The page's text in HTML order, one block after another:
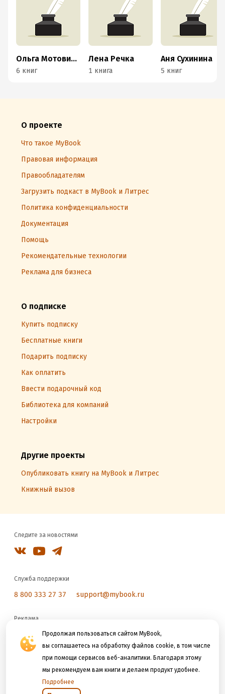
Продолжая пользоваться сайтом MyBook,
вы соглашаетесь на обработку файлов cookie, в том числе
при помощи сервисов веб-аналитики. Благодаря этому
мы рекомендуем вам книги и делаем продукт удобнее.
Подробнее
Ольга Мотовилова
6 книг
Лена Речка
1 книга
Аня Сухинина
5 книг
О проекте
Что такое MyBook
Правовая информация
Правообладателям
Загрузить подкаст в MyBook и Литрес
Политика конфиденциальности
Документация
Помощь
Рекомендательные технологии
Реклама для бизнеса
О подписке
Купить подписку
Бесплатные книги
Подарить подписку
Как оплатить
Ввести подарочный код
Библиотека для компаний
Настройки
Другие проекты
Опубликовать книгу на MyBook и Литрес
Книжный вызов
Следите за новостями
Служба поддержки
8 800 333 27 37 support@mybook.ru
Реклама
reklama@litres.ru
Мы принимаем к оплате